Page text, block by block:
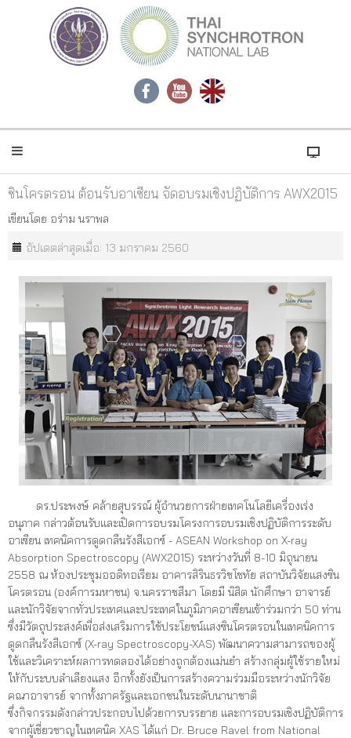
ซินโครตรอน ต้อนรับอาเซียน จัดอบรมเชิงปฏิบัติการ AWX2015
เขียนโดย อร่าม นราพล
อัปเดตล่าสุดเมื่อ: 13 มกราคม 2560
ดร.ประพงษ์ คล้ายสุบรรณ์ ผู้อำนวยการฝ่ายเทคโนโลยีเครื่องเร่ง
อนุภาค กล่าวต้อนรับและเปิดการอบรมโครงการอบรมเชิงปฏิบัติการระดับ
อาเซียน เทคนิคการดูดกลืนรังสีเอกซ์ - ASEAN Workshop on X-ray
Absorption Spectroscopy (AWX2015) ระหว่างวันที่ 8-10 มิถุนายน
2558 ณ ห้องประชุมออดิทอเรียม อาคารสิรินธรวิชโชทัย สถาบันวิจัยแสงซิน
โครตรอน (องค์การมหาชน) จ.นครราชสีมา โดยมี นิสิต นักศึกษา อาจารย์
และนักวิจัยจากทั่วประเทศและประเทศในภูมิภาคอาเซียนเข้าร่วมกว่า 50 ท่าน
ซึ่งมีวัตถุประสงค์เพื่อส่งเสริมการใช้ประโยชน์แสงซินโครตรอนในเทคนิคการ
ดูดกลืนรังสีเอกซ์ (X-ray Spectroscopy-XAS) พัฒนาความสามารถของผู้
ใช้และวิเคราะห์ผลการทดลองได้อย่างถูกต้องแม่นยำ สร้างกลุ่มผู้ใช้รายใหม่
ให้กับระบบลำเลียงแสง อีกทั้งยังเป็นการสร้างความร่วมมือระหว่างนักวิจัย
คณาอาจารย์ จากทั้งภาครัฐและเอกชนในระดับนานาชาติ
ซึ่งกิจกรรมดังกล่าวประกอบไปด้วยการบรรยาย และการอบรมเชิงปฏิบัติการ
จากผู้เชี่ยวชาญในเทคนิค XAS ได้แก่ Dr. Bruce Ravel from National